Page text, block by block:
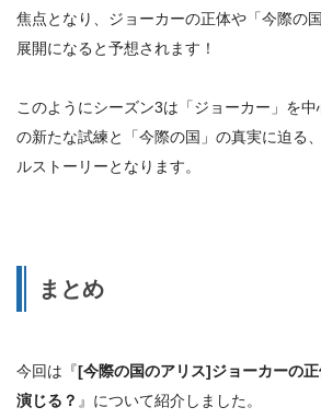
焦点となり、ジョーカーの正体や「今際の
展開になると予想されます！
このようにシーズン3は「ジョーカー」を
の新たな試練と「今際の国」の真実に迫る、
ルストーリーとなります。
まとめ
今回は『[今際の国のアリス]ジョーカーの
演じる？ 』について紹介しました。